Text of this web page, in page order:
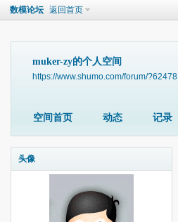
数模论坛 返回首页
muker-zy的个人空间
https://www.shumo.com/forum/?62478
空间首页 动态 记录
头像